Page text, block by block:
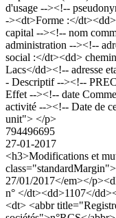
d'usage --><!--
-><dt>Forme :</
capital --><!-- nom
administration --><!--
social :</dt><dd>
Lacs</dd><!-- adresse
- Descriptif --><!--
Effet --><!-- date
activité --><!-- Date de
unit"> </p>
794496695
27-01-2017
<h3>Modifications et
27/01/2017</em></
n° </dt><dd>1107</
<dt> <abbr